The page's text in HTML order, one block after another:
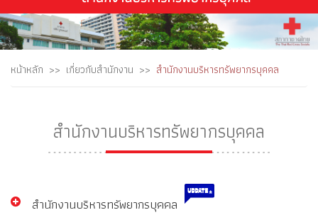
หน้าหลัก เกี่ยวกับสำนักงาน สำนักงานบริหารทรัพยากรบุคคล
สำนักงานบริหารทรัพยากรบุคคล
สำนักงานบริหารทรัพยากรบุคคล